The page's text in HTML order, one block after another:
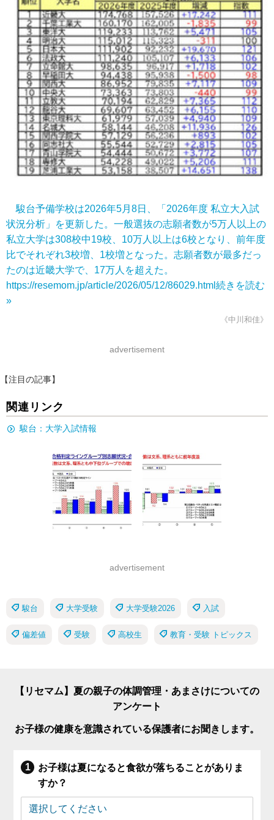
駿台予備学校は2026年5月8日、「2026年度 私立大入試
状況分析」を更新した。一般選抜の志願者数が5万人以上の
私立大学は308校中19校、10万人以上は6校となり、前年度
比でそれぞれ3校増、1校増となった。志願者数が最多だっ
たのは近畿大学で、17万人を超えた。
https://resemom.jp/article/2026/05/12/86029.html 続きを読む
»
《中川和佳》
advertisement
【注目の記事】
関連リンク
駿台：大学入試情報
advertisement
駿台 大学受験 大学受験2026 入試
偏差値 受験 高校生 教育・受験 トピックス
【リセマム】夏の親子の体調管理・あまさけについての
アンケート
お子様の健康を意識されている保護者にお聞きします。
お子様は夏になると食欲が落ちることがありま
すか？